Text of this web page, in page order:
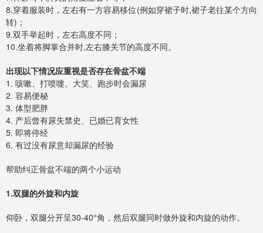
8.穿着服装时，左右有一方容易移位(例如穿裙子时,裙子老往某个方向
转)；
9.双手举起时，左右高度不同；
10.坐着将脚掌合并时,左右膝关节的高度不同。
出现以下情况应重视是否存在骨盆不端
1. 咳嗽、打喷嚏、大笑、跑步时会漏尿
2. 容易便秘
3. 体型肥胖
4. 产后曾有尿失禁史、已婚已育女性
5. 即将停经
6. 有过没有尿意却漏尿的经验
帮助纠正骨盆不端的两个小运动
1.双腿的外旋和内旋
仰卧，双腿分开呈30-40°角，然后双腿同时做外旋和内旋的动作。